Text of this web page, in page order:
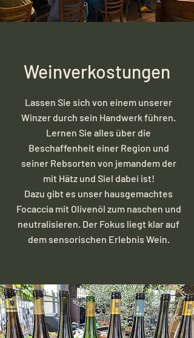
Weinverkostungen
Lassen Sie sich von einem unserer
Winzer durch sein Handwerk führen.
Lernen Sie alles über die
Beschaffenheit einer Region und
seiner Rebsorten von jemandem der
mit Hätz und Siel dabei ist!
Dazu gibt es unser hausgemachtes
Focaccia mit Olivenöl zum naschen und
neutralisieren. Der Fokus liegt klar auf
dem sensorischen Erlebnis Wein.